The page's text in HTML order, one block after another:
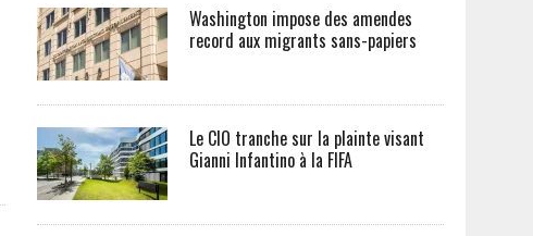
Washington impose des amendes
record aux migrants sans-papiers
Le CIO tranche sur la plainte visant
Gianni Infantino à la FIFA